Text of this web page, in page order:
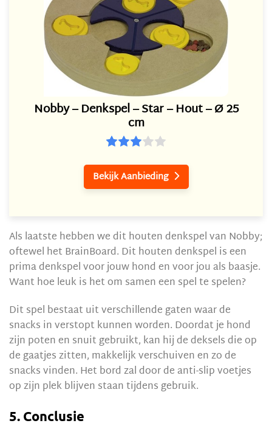
Nobby – Denkspel – Star – Hout – Ø 25
cm
Bekijk Aanbieding 
Als laatste hebben we dit houten denkspel van Nobby;
oftewel het BrainBoard. Dit houten denkspel is een
prima denkspel voor jouw hond en voor jou als baasje.
Want hoe leuk is het om samen een spel te spelen?
Dit spel bestaat uit verschillende gaten waar de
snacks in verstopt kunnen worden. Doordat je hond
zijn poten en snuit gebruikt, kan hij de deksels die op
de gaatjes zitten, makkelijk verschuiven en zo de
snacks vinden. Het bord zal door de anti-slip voetjes
op zijn plek blijven staan tijdens gebruik.
5. Conclusie